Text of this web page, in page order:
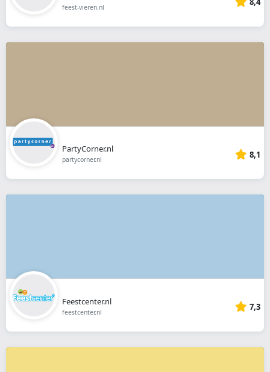
feest-vieren.nl
PartyCorner.nl
partycorner.nl 8,1
Feestcenter.nl
feestcenter.nl 7,3